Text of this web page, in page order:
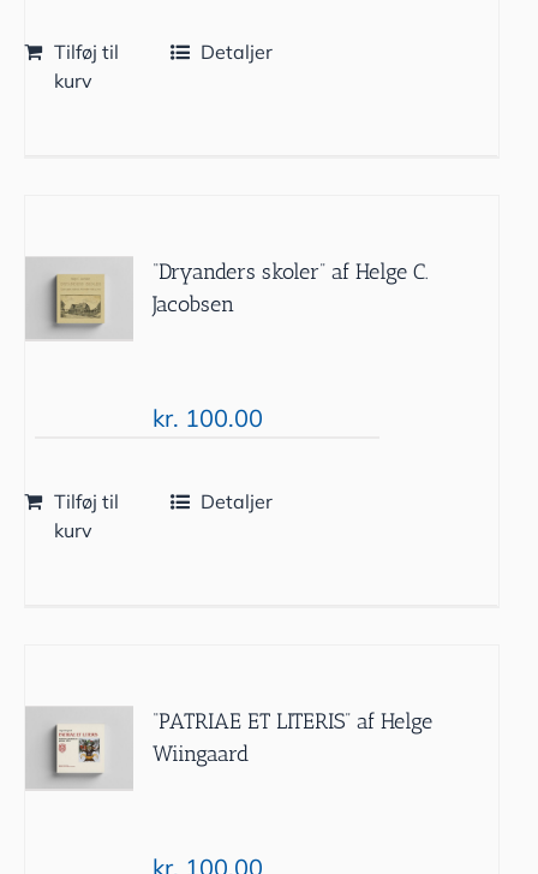
Tilføj til
kurv
Detaljer
“Dryanders skoler” af Helge C.
Jacobsen
kr. 100.00
Tilføj til
kurv
Detaljer
“PATRIAE ET LITERIS” af Helge
Wiingaard
kr. 100.00